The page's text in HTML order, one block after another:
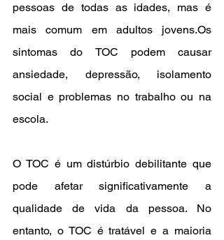
pessoas de todas as idades, mas é
mais comum em adultos jovens.Os
sintomas do TOC podem causar
ansiedade, depressão, isolamento
social e problemas no trabalho ou na
escola.
O TOC é um distúrbio debilitante que
pode afetar significativamente a
qualidade de vida da pessoa. No
entanto, o TOC é tratável e a maioria